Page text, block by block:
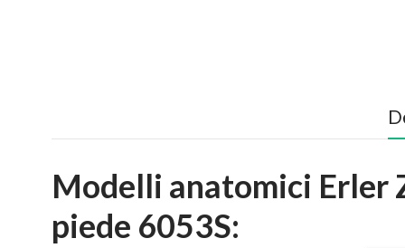
Modelli anatomici Erler
piede 6053S: